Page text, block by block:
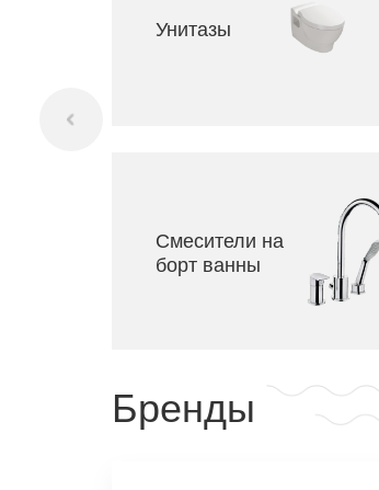
Унитазы
Смесители на
борт ванны
Бренды